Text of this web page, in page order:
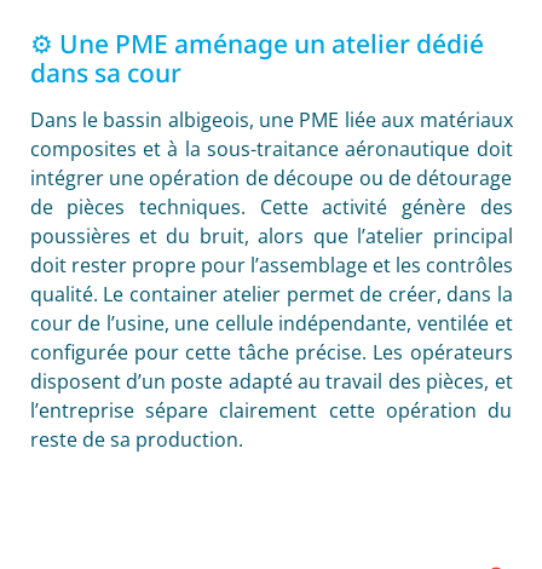
⚙️ Une PME aménage un atelier dédié
dans sa cour
Dans le bassin albigeois, une PME liée aux matériaux
composites et à la sous-traitance aéronautique doit
intégrer une opération de découpe ou de détourage
de pièces techniques. Cette activité génère des
poussières et du bruit, alors que l’atelier principal
doit rester propre pour l’assemblage et les contrôles
qualité. Le container atelier permet de créer, dans la
cour de l’usine, une cellule indépendante, ventilée et
configurée pour cette tâche précise. Les opérateurs
disposent d’un poste adapté au travail des pièces, et
l’entreprise sépare clairement cette opération du
reste de sa production.